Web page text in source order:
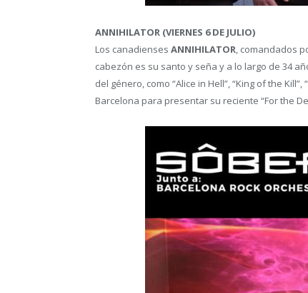
ANNIHILATOR (VIERNES 6 DE JULIO)
Los canadienses ANNIHILATOR , comandados
cabezón es su santo y seña y a lo largo de 34
del género, como “Alice in Hell”, “King of the
Barcelona para presentar su reciente “For the